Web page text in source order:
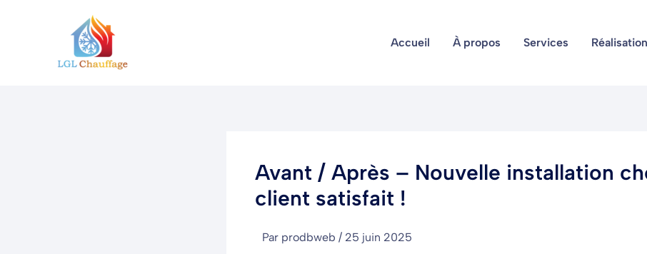
Accueil À propos Services
Avant / Après – Nouvelle installation
client satisfait !
Par prodbweb / 25 juin 2025